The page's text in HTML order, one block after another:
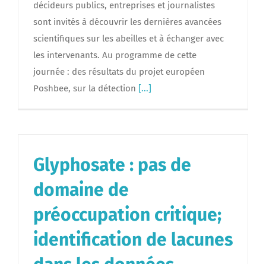
décideurs publics, entreprises et journalistes
sont invités à découvrir les dernières avancées
scientifiques sur les abeilles et à échanger avec
les intervenants. Au programme de cette
journée : des résultats du projet européen
Poshbee, sur la détection [...]
Glyphosate : pas de
domaine de
préoccupation critique;
identification de lacunes